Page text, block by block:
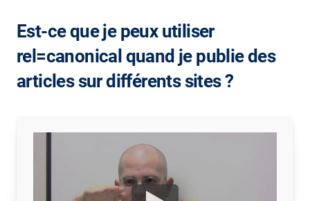
Est-ce que je peux utiliser
rel=canonical quand je publie des
articles sur différents sites ?